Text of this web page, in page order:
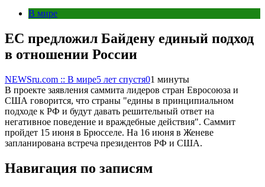
В мире
ЕС предложил Байдену единый подход
в отношении России
NEWSru.com :: В мире5 лет спустя01 минуты
В проекте заявления саммита лидеров стран Евросоюза и
США говорится, что страны "едины в принципиальном
подходе к РФ и будут давать решительный ответ на
негативное поведение и враждебные действия". Саммит
пройдет 15 июня в Брюсселе. На 16 июня в Женеве
запланирована встреча президентов РФ и США.
Навигация по записям